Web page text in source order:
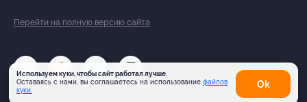
Используем куки, чтобы сайт работал лучше.
Оставаясь с нами, вы соглашаетесь на использование файлов
куки.
Оk
Перейти на полную версию сайта